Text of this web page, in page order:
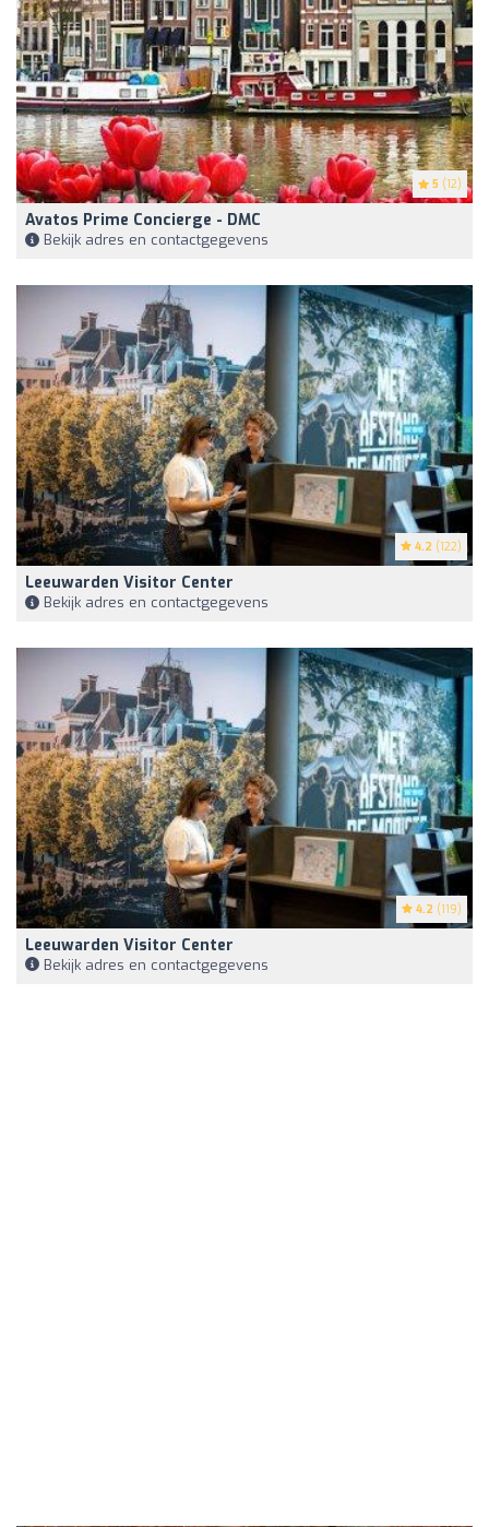
5 (12)
Avatos Prime Concierge - DMC
Bekijk adres en contactgegevens
4.2 (122)
Leeuwarden Visitor Center
Bekijk adres en contactgegevens
4.2 (119)
Leeuwarden Visitor Center
Bekijk adres en contactgegevens